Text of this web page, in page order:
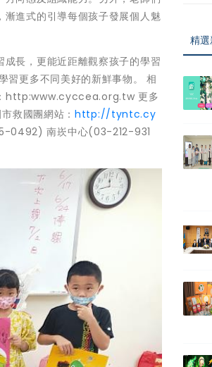
進式的引導每個孩子發展個人魅
長，更能近距離觀察孩子的學習
習更多不同美好的新鮮事物。 相
http:www.cyccea.org.tw 更多
救國團網站： http://tyntc.cy
0492) 南崁中心(03-212-931
精